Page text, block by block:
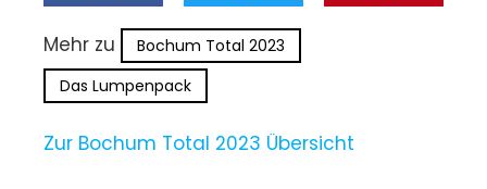
Mehr zu
Bochum Total 2023
Das Lumpenpack
Zur Bochum Total 2023 Übersicht